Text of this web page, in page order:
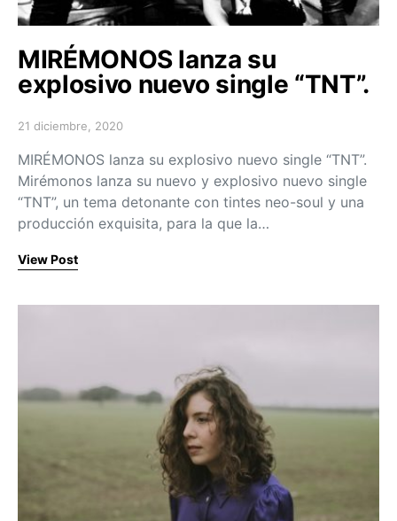
MIRÉMONOS lanza su
explosivo nuevo single “TNT”.
Posted on
21 diciembre, 2020
MIRÉMONOS lanza su explosivo nuevo single “TNT”.
Mirémonos lanza su nuevo y explosivo nuevo single
“TNT”, un tema detonante con tintes neo-soul y una
producción exquisita, para la que la…
View Post